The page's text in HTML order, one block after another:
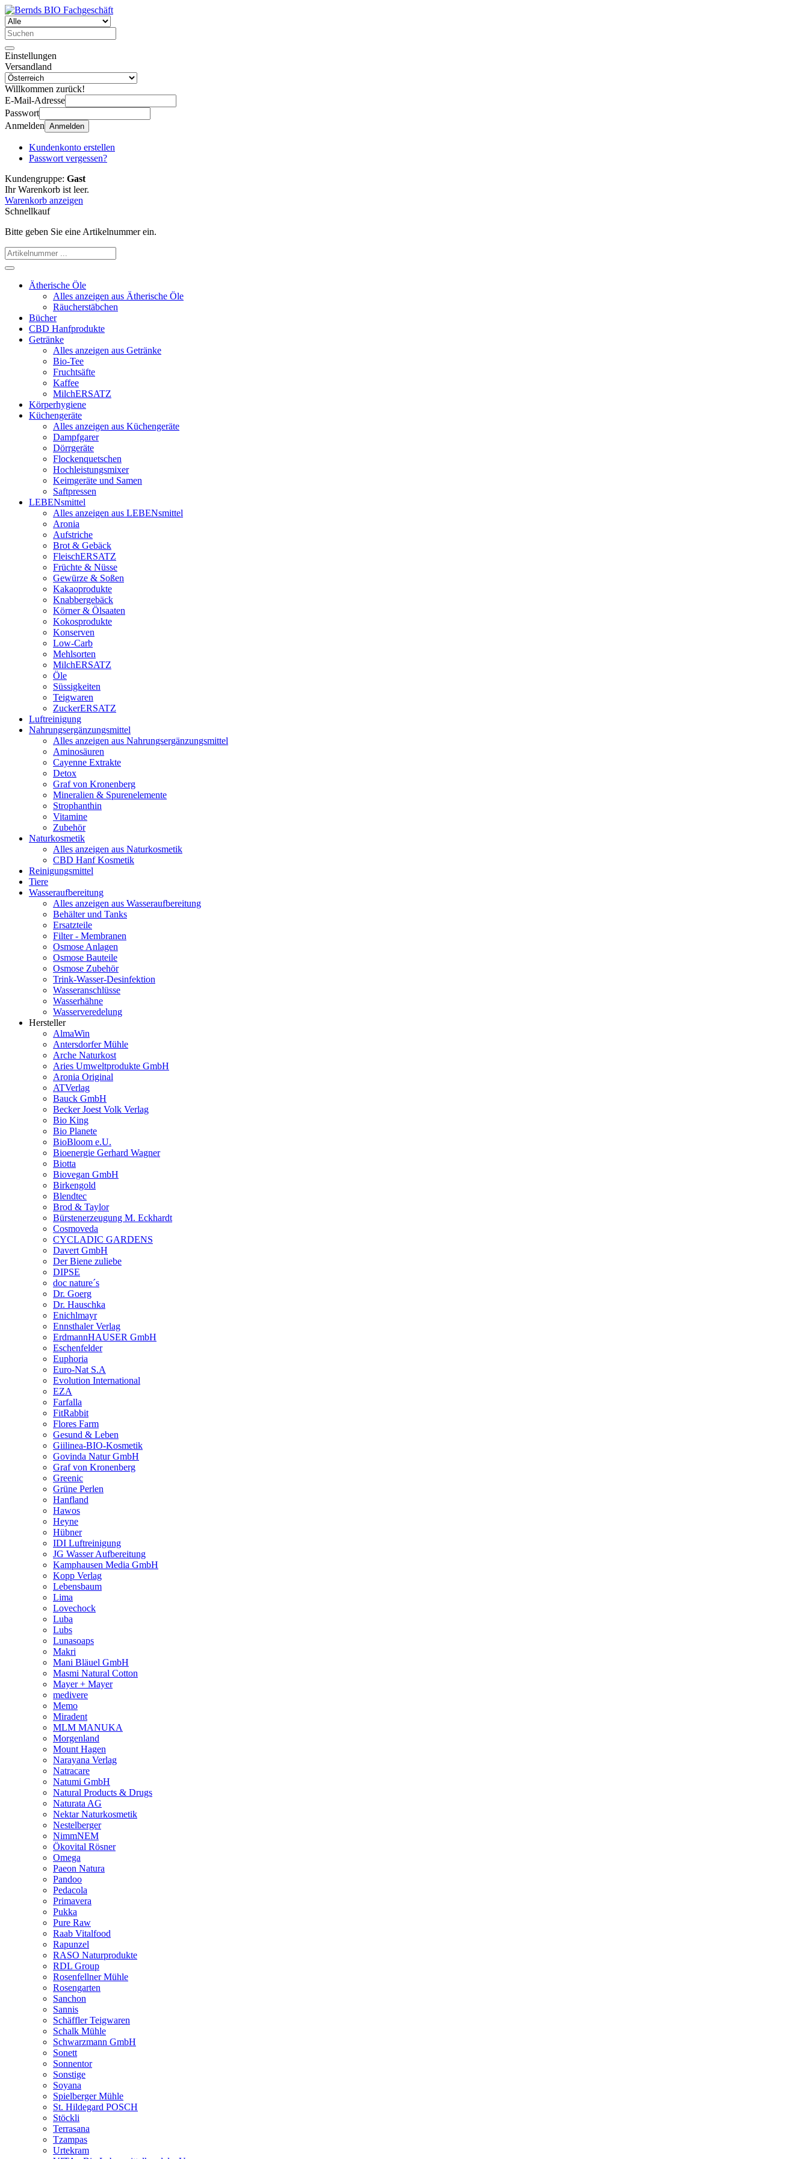
Einstellungen
Versandland
Willkommen zurück!
E-Mail-Adresse
Passwort
Anmelden Anmelden
Kundenkonto erstellen
Passwort vergessen?
Kundengruppe: Gast
Ihr Warenkorb ist leer.
Warenkorb anzeigen
Schnellkauf
Bitte geben Sie eine Artikelnummer ein.
Ätherische Öle
Alles anzeigen aus Ätherische Öle
Räucherstäbchen
Bücher
CBD Hanfprodukte
Getränke
Alles anzeigen aus Getränke
Bio-Tee
Fruchtsäfte
Kaffee
MilchERSATZ
Körperhygiene
Küchengeräte
Alles anzeigen aus Küchengeräte
Dampfgarer
Dörrgeräte
Flockenquetschen
Hochleistungsmixer
Keimgeräte und Samen
Saftpressen
LEBENsmittel
Alles anzeigen aus LEBENsmittel
Aronia
Aufstriche
Brot & Gebäck
FleischERSATZ
Früchte & Nüsse
Gewürze & Soßen
Kakaoprodukte
Knabbergebäck
Körner & Ölsaaten
Kokosprodukte
Konserven
Low-Carb
Mehlsorten
MilchERSATZ
Öle
Süssigkeiten
Teigwaren
ZuckerERSATZ
Luftreinigung
Nahrungsergänzungsmittel
Alles anzeigen aus Nahrungsergänzungsmittel
Aminosäuren
Cayenne Extrakte
Detox
Graf von Kronenberg
Mineralien & Spurenelemente
Strophanthin
Vitamine
Zubehör
Naturkosmetik
Alles anzeigen aus Naturkosmetik
CBD Hanf Kosmetik
Reinigungsmittel
Tiere
Wasseraufbereitung
Alles anzeigen aus Wasseraufbereitung
Behälter und Tanks
Ersatzteile
Filter - Membranen
Osmose Anlagen
Osmose Bauteile
Osmose Zubehör
Trink-Wasser-Desinfektion
Wasseranschlüsse
Wasserhähne
Wasserveredelung
Hersteller
AlmaWin
Antersdorfer Mühle
Arche Naturkost
Aries Umweltprodukte GmbH
Aronia Original
ATVerlag
Bauck GmbH
Becker Joest Volk Verlag
Bio King
Bio Planete
BioBloom e.U.
Bioenergie Gerhard Wagner
Biotta
Biovegan GmbH
Birkengold
Blendtec
Brod & Taylor
Bürstenerzeugung M. Eckhardt
Cosmoveda
CYCLADIC GARDENS
Davert GmbH
Der Biene zuliebe
DIPSE
doc nature´s
Dr. Goerg
Dr. Hauschka
Enichlmayr
Ennsthaler Verlag
ErdmannHAUSER GmbH
Eschenfelder
Euphoria
Euro-Nat S.A
Evolution International
EZA
Farfalla
FitRabbit
Flores Farm
Gesund & Leben
Giilinea-BIO-Kosmetik
Govinda Natur GmbH
Graf von Kronenberg
Greenic
Grüne Perlen
Hanfland
Hawos
Heyne
Hübner
IDI Luftreinigung
JG Wasser Aufbereitung
Kamphausen Media GmbH
Kopp Verlag
Lebensbaum
Lima
Lovechock
Luba
Lubs
Lunasoaps
Makri
Mani Bläuel GmbH
Masmi Natural Cotton
Mayer + Mayer
medivere
Memo
Miradent
MLM MANUKA
Morgenland
Mount Hagen
Narayana Verlag
Natracare
Natumi GmbH
Natural Products & Drugs
Naturata AG
Nektar Naturkosmetik
Nestelberger
NimmNEM
Ökovital Rösner
Omega
Paeon Natura
Pandoo
Pedacola
Primavera
Pukka
Pure Raw
Raab Vitalfood
Rapunzel
RASO Naturprodukte
RDL Group
Rosenfellner Mühle
Rosengarten
Sanchon
Sannis
Schäffler Teigwaren
Schalk Mühle
Schwarzmann GmbH
Sonett
Sonnentor
Sonstige
Soyana
Spielberger Mühle
St. Hildegard POSCH
Stöckli
Terrasana
Tzampas
Urtekram